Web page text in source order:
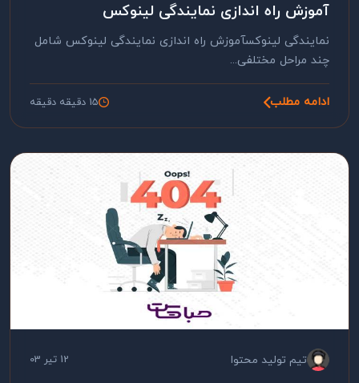
آموزش راه اندازی نمایندگی لینوکس
نمایندگی لینوکسآموزش راه اندازی نمایندگی لینوکس شامل
چند مراحل مختلفی...
ادامه مطلب 15 دقیقه دقیقه
تیم تولید محتوا 12 تیر 03